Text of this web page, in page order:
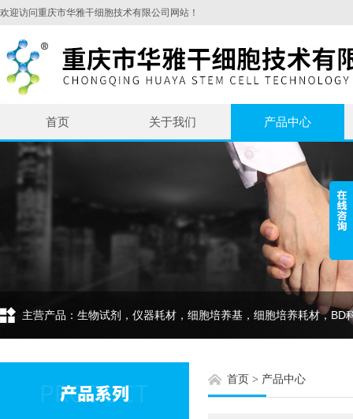
欢迎访问重庆市华雅干细胞技术有限公司网站！
首页 关于我们 产品中心
主营产品：生物试剂，仪器耗材，细胞培养基，细胞培养耗材，BD
首页 > 产品中心